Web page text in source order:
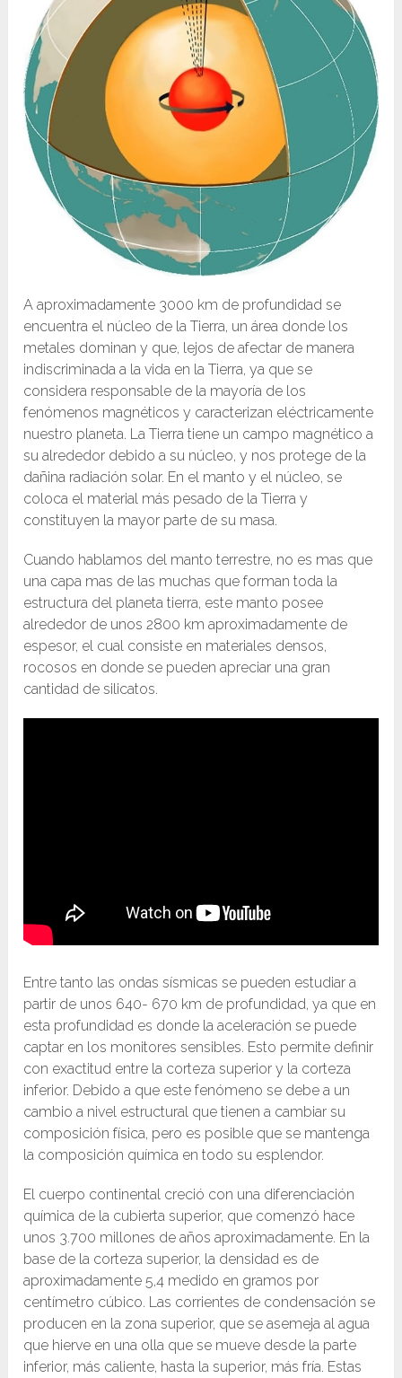
A aproximadamente 3000 km de profundidad se
encuentra el núcleo de la Tierra, un área donde los
metales dominan y que, lejos de afectar de manera
indiscriminada a la vida en la Tierra, ya que se
considera responsable de la mayoría de los
fenómenos magnéticos y caracterizan eléctricamente
nuestro planeta. La Tierra tiene un campo magnético a
su alrededor debido a su núcleo, y nos protege de la
dañina radiación solar. En el manto y el núcleo, se
coloca el material más pesado de la Tierra y
constituyen la mayor parte de su masa.
Cuando hablamos del manto terrestre, no es mas que
una capa mas de las muchas que forman toda la
estructura del planeta tierra, este manto posee
alrededor de unos 2800 km aproximadamente de
espesor, el cual consiste en materiales densos,
rocosos en donde se pueden apreciar una gran
cantidad de silicatos.
Entre tanto las ondas sísmicas se pueden estudiar a
partir de unos 640- 670 km de profundidad, ya que en
esta profundidad es donde la aceleración se puede
captar en los monitores sensibles. Esto permite definir
con exactitud entre la corteza superior y la corteza
inferior. Debido a que este fenómeno se debe a un
cambio a nivel estructural que tienen a cambiar su
composición física, pero es posible que se mantenga
la composición química en todo su esplendor.
El cuerpo continental creció con una diferenciación
química de la cubierta superior, que comenzó hace
unos 3.700 millones de años aproximadamente. En la
base de la corteza superior, la densidad es de
aproximadamente 5,4 medido en gramos por
centímetro cúbico. Las corrientes de condensación se
producen en la zona superior, que se asemeja al agua
que hierve en una olla que se mueve desde la parte
inferior, más caliente, hasta la superior, más fría. Estas